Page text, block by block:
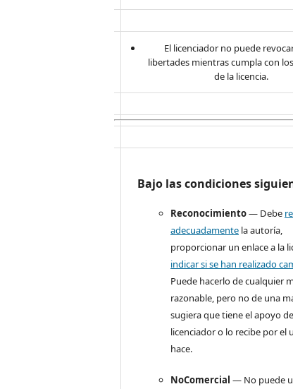
El licenciador no puede
libertades mientras cumpla con
de la licencia.
Bajo las condiciones
Reconocimiento— Debe
adecuadamente la autoría,
proporcionar un enlace a la
indicar si se han realizado
Puede hacerlo de cualquier
razonable, pero no de una
sugiera que tiene el apoyo
licenciador o lo recibe por el
hace.
NoComercial — No puede